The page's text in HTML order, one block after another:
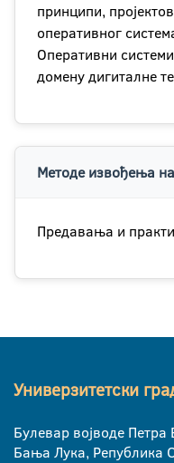
принципи,
оперативног
Оперативни
домену дигиталне
Методе извођења
Предавања и
Универзитетски
Булевар војводе Петра
Бања Лука, Република